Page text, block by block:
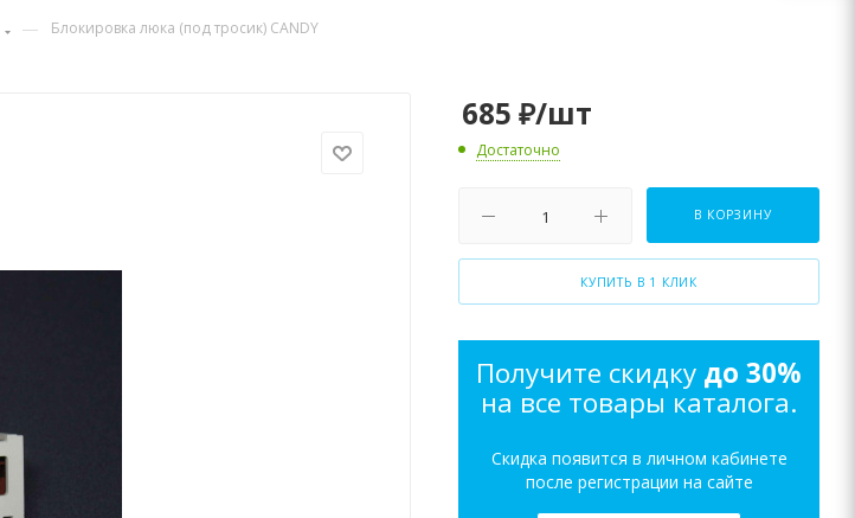
— Блокировка люка (под тросик) CANDY
685 ₽/шт
Достаточно
В КОРЗИНУ
КУПИТЬ В 1 КЛИК
Получите скидку до 30%
на все товары каталога.
Скидка появится в личном кабинете
после регистрации на сайте